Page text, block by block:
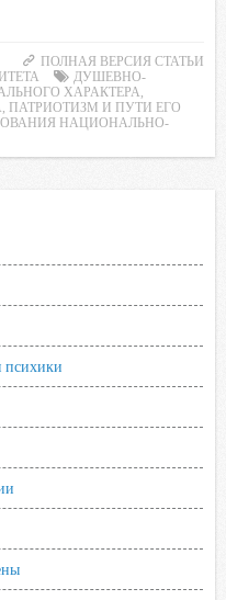
ПОЛНАЯ ВЕРСИЯ СТАТЬИ
ДУШЕВНО-
ХАРАКТЕРА
ПАТРИОТИЗМ И ПУТИ ЕГО
НАЦИОНАЛЬНО-
психики